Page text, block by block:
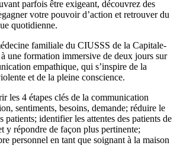
parfois être exigeant, découvrez des
votre pouvoir d’action et retrouver du
quotidienne.
familiale du CIUSSS de la Capitale-
une formation immersive de deux jours sur
empathique, qui s’inspire de la
et de la pleine conscience.
les 4 étapes clés de la communication
sentiments, besoins, demande; réduire le
patients; identifier les attentes des patients de
y répondre de façon plus pertinente;
personnel en tant que soignant à la maison